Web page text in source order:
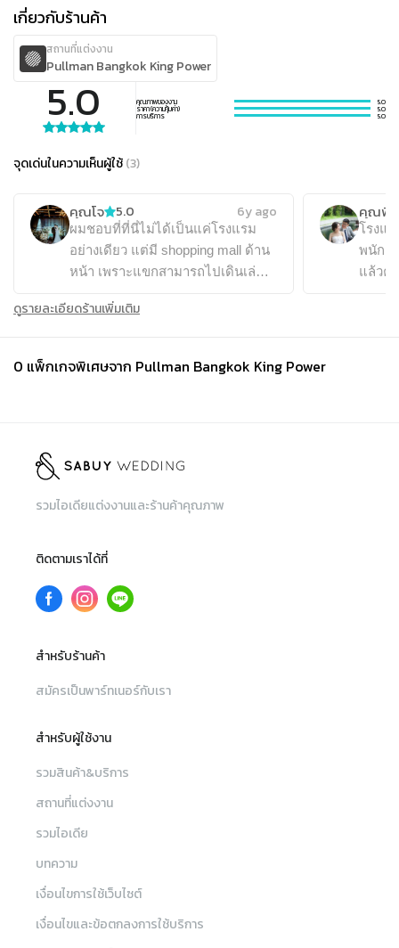
เกี่ยวกับร้านค้า
สถานที่แต่งงาน
Pullman Bangkok King Power
5.0 คุณภาพของงาน 5.0
ราคา (ความคุ้มค่า) 5.0
การบริการ 5.0
จุดเด่นในความเห็นผู้ใช้(3)
คุณโจ 5.0 6y ago
ผมชอบที่ที่นี่ไม่ได้เป็นแค่โรงแรม
อย่างเดียว แต่มี shopping mall ด้าน
หน้า เพราะแขกสามารถไปเดินเล่น
โจทย์สิ่งที่ผมต้องการได้ มีห้องขนาด
จัดเลี้ยงก็สวยงามแบบที่ชอบ ที่จอด
รถเยอะมากและอยู่ใกล้กับห้องจัด
หลายและสดใหม่ เซอร์วิส บริการคือ
เราขอปรับเปลี่ยนบางอย่างในแพ็ก
ยืดหยุ่นให้ได้และพยายามหามาให้
สาว พ่อแม่ รวมไปถึงเพื่อนเจ้าสาวไว้
ใช้เตรียมตัว แต่งหน้า เรื่องพิธีการใน
คิวอยู่แล้ว แต่พนักงานก็ยังมาช่วย
เลยคือทีมคอนโทรไฟของทาง
นำทีมไฟเข้ามาเอง แต่ติดปัญหาบาง
อย่าง ทำให้ไม่สามารถนำเข้ามาได้
คอนโทรไฟเขาทำงานเข้ากับช่าง
ภาพได้ดี รู้จังหวะ ให้แสงดี ประกอบ
ทำให้ถ่ายรูปสวยและประหยัดเรื่อง
ไฟไปได้ด้วย งานนี้ทุกอย่างเพอร์เฟ็ค
คุณพิ้
โรงแ
พนักง
แล้วคุ
ดูรายละเอียดร้านเพิ่มเติม
0 แพ็กเกจพิเศษจาก Pullman Bangkok King Power
รวมไอเดียแต่งงานและร้านค้าคุณภาพ
ติดตามเราได้ที่
สำหรับร้านค้า
สมัครเป็นพาร์ทเนอร์กับเรา
สำหรับผู้ใช้งาน
รวมสินค้า&บริการ
สถานที่แต่งงาน
รวมไอเดีย
บทความ
เงื่อนไขการใช้เว็บไซต์
เงื่อนไขและข้อตกลงการใช้บริการ